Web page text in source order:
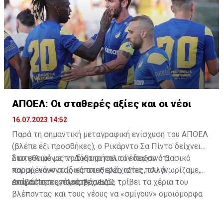
ΑΠΟΕΛ: Οι σταθερές αξίες και οι νέοι
16.07.2023 14:52
Παρά τη σημαντική μεταγραφική ενίσχυση του ΑΠΟΕΛ
(βλέπε έξι προσθήκες), ο Ρικάρντο Σα Πίντο δείχνει
διατεθειμένος να διατηρήσει τον περσινό βασικό
κορμό, κάνοντας κάποιες ελάχιστες, αλλά
απαραίτητες παρεμβάσεις.
Στο φιλικό με τη Δόξα οι παλιοί έδειξαν ότι
παραμένουν οι ίδιες σταθερές αξίες που γνωρίζαμε,
ενώ ο Πορτογάλος τεχνικός τρίβει τα χέρια του
βλέποντας και τους νέους να «σμίγουν» ομοιόμορφα
Διαβάστε περισσότεραΕΔΩ.